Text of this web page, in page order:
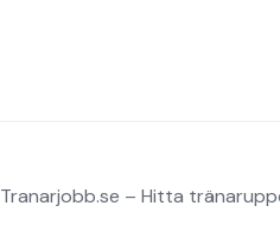
Tranarjobb.se – Hitta